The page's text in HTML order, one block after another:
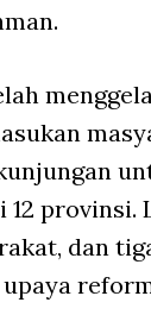
provinsi.
dan